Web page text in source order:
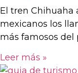
El tren Chihuaha
mexicanos los
más famosos del
Leer más »